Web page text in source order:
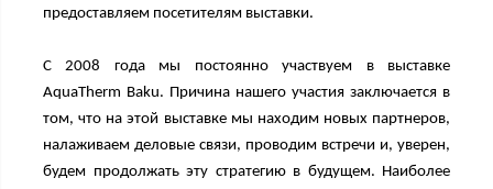
предоставляем посетителям выставки.
С 2008 года мы постоянно участвуем в выставке
AquaTherm Baku. Причина нашего участия заключается в
том, что на этой выставке мы находим новых партнеров,
налаживаем деловые связи, проводим встречи и, уверен,
будем продолжать эту стратегию в будущем. Наиболее